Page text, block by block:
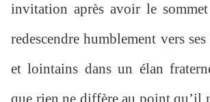
invitation après avoir le
redescendre humblement vers
et lointains dans un élan